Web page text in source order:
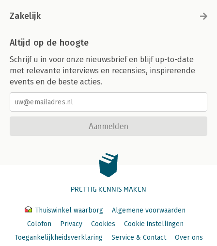
Zakelijk
Altijd op de hoogte
Schrijf u in voor onze nieuwsbrief en blijf up-to-date
met relevante interviews en recensies, inspirerende
events en de beste acties.
Aanmelden
PRETTIG KENNIS MAKEN
Thuiswinkel waarborg
Algemene voorwaarden
Colofon
Privacy Cookies
Cookie instellingen
Toegankelijkheidsverklaring
Service & Contact Over ons